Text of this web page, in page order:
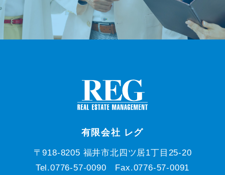
有限会社 レグ
〒918-8205 福井市北四ツ居1丁目25-20
Tel.0776-57-0090 Fax.0776-57-0091